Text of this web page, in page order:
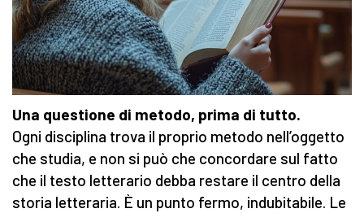
Una questione di metodo, prima di tutto.
Ogni disciplina trova il proprio metodo nell’oggetto
che studia, e non si può che concordare sul fatto
che il testo letterario debba restare il centro della
storia letteraria. È un punto fermo, indubitabile. Le